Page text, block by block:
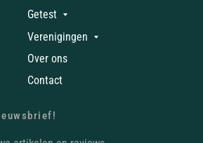
Getest
Verenigingen
Over ons
Contact